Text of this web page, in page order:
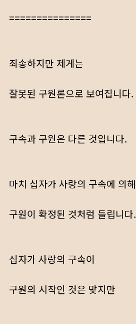
===============
죄송하지만 제게는
잘못된 구원론으로 보여집니다.
구속과 구원은 다른 것입니다.
마치 십자가 사랑의 구속에 의해
구원이 확정된 것처럼 들립니다.
십자가 사랑의 구속이
구원의 시작인 것은 맞지만